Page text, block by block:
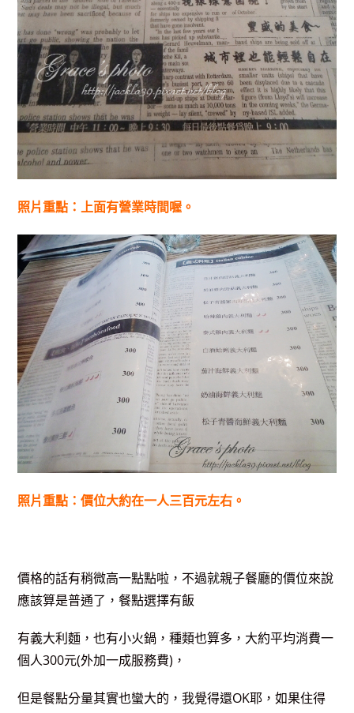
照片重點：上面有營業時間喔。
照片重點：價位大約在一人三百元左右。
價格的話有稍微高一點點啦，不過就親子餐廳的價位來說
應該算是普通了，餐點選擇有飯
有義大利麵，也有小火鍋，種類也算多，大約平均消費一
個人300元(外加一成服務費)，
但是餐點分量其實也蠻大的，我覺得還OK耶，如果住得